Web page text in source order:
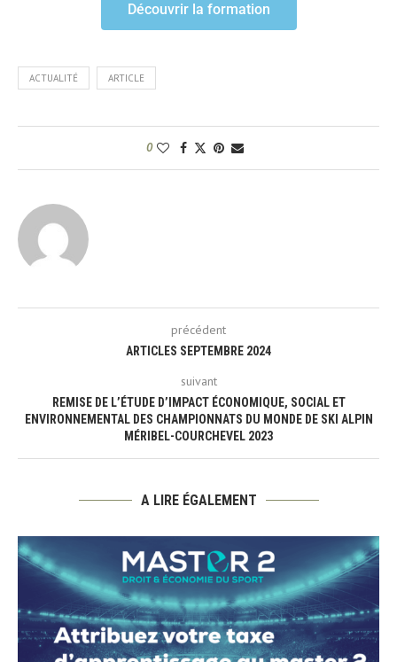
Découvrir la formation
ACTUALITÉ ARTICLE
0
précédent
ARTICLES SEPTEMBRE 2024
suivant
REMISE DE L’ÉTUDE D’IMPACT ÉCONOMIQUE, SOCIAL ET
ENVIRONNEMENTAL DES CHAMPIONNATS DU MONDE DE SKI ALPIN
MÉRIBEL-COURCHEVEL 2023
A LIRE ÉGALEMENT